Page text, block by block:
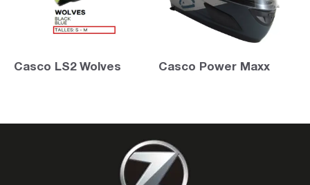
Casco LS2 Wolves Casco Power Maxx